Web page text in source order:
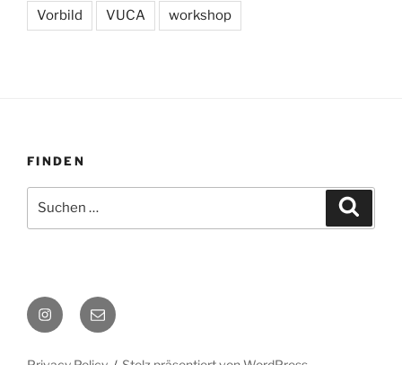
Vorbild VUCA workshop
FINDEN
nach:
Instagram
E-
Mail